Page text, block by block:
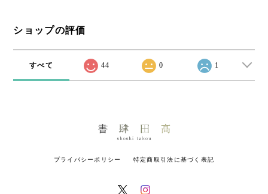
ショップの評価
すべて 44 0 1
プライバシーポリシー 特定商取引法に基づく表記